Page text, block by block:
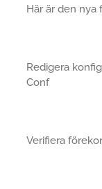
Här är den nya
Redigera
Conf
Verifiera